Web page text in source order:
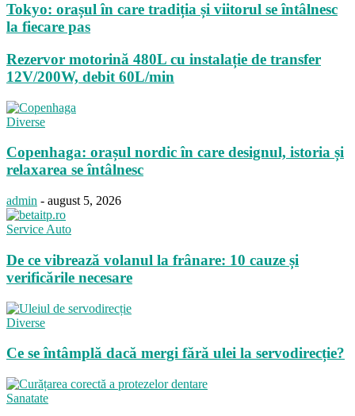
Tokyo: orașul în care tradiția și viitorul se întâlnesc
la fiecare pas
Rezervor motorină 480L cu instalație de transfer
12V/200W, debit 60L/min
Diverse
Copenhaga: orașul nordic în care designul, istoria și
relaxarea se întâlnesc
admin - august 5, 2026
Service Auto
De ce vibrează volanul la frânare: 10 cauze și
verificările necesare
Diverse
Ce se întâmplă dacă mergi fără ulei la servodirecție?
Sanatate